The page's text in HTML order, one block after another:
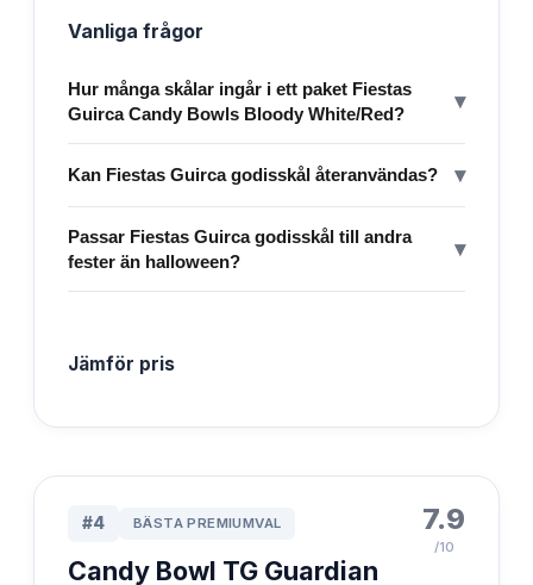
Vanliga frågor
Hur många skålar ingår i ett paket Fiestas
Guirca Candy Bowls Bloody White/Red?
▾
Kan Fiestas Guirca godisskål återanvändas? ▾
Passar Fiestas Guirca godisskål till andra
fester än halloween?
▾
Jämför pris
#4 BÄSTA PREMIUMVAL
Candy Bowl TG Guardian
7.9
/10